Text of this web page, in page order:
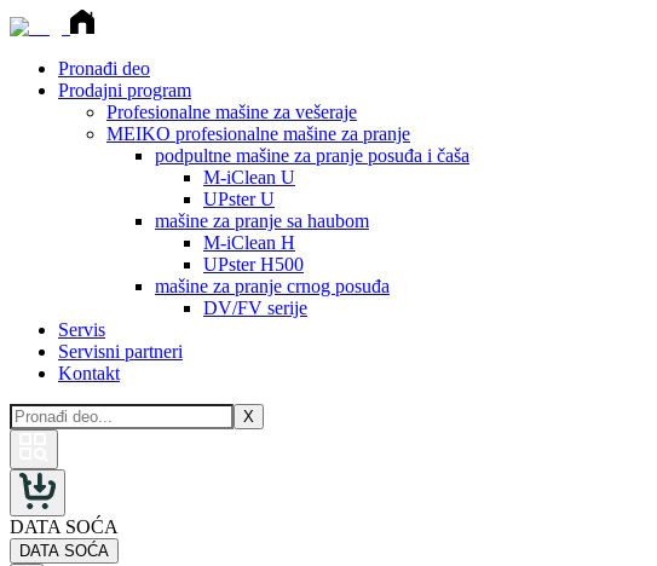
Pronađi deo
Prodajni program
Profesionalne mašine za vešeraje
MEIKO profesionalne mašine za pranje
podpultne mašine za pranje posuđa i čaša
M-iClean U
UPster U
mašine za pranje sa haubom
M-iClean H
UPster H500
mašine za pranje crnog posuđa
DV/FV serije
Servis
Servisni partneri
Kontakt
X
DATA SOĆA
DATA SOĆA